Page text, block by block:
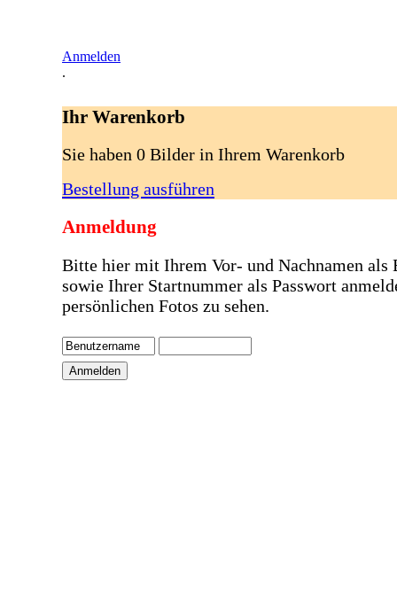
Anmelden
.
Ihr Warenkorb
Sie haben 0 Bilder in Ihrem Warenkorb
Bestellung ausführen
Anmeldung
Bitte hier mit Ihrem Vor- und Nachnamen als
sowie Ihrer Startnummer als Passwort
persönlichen Fotos zu sehen.